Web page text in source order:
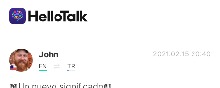
Aplicativo de troca de idioma
AI Grammar Checker
John
EN TR
2021.02.15 20:40